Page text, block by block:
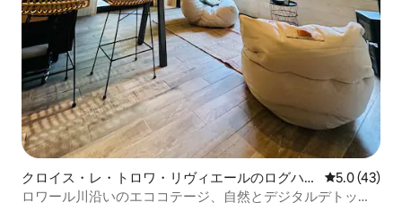
クロイス・レ・トロワ・リヴィエールのログハウ
ス
レビュー43
5.0 (43)
ロワール川沿いのエココテージ、自然とデジタルデトック